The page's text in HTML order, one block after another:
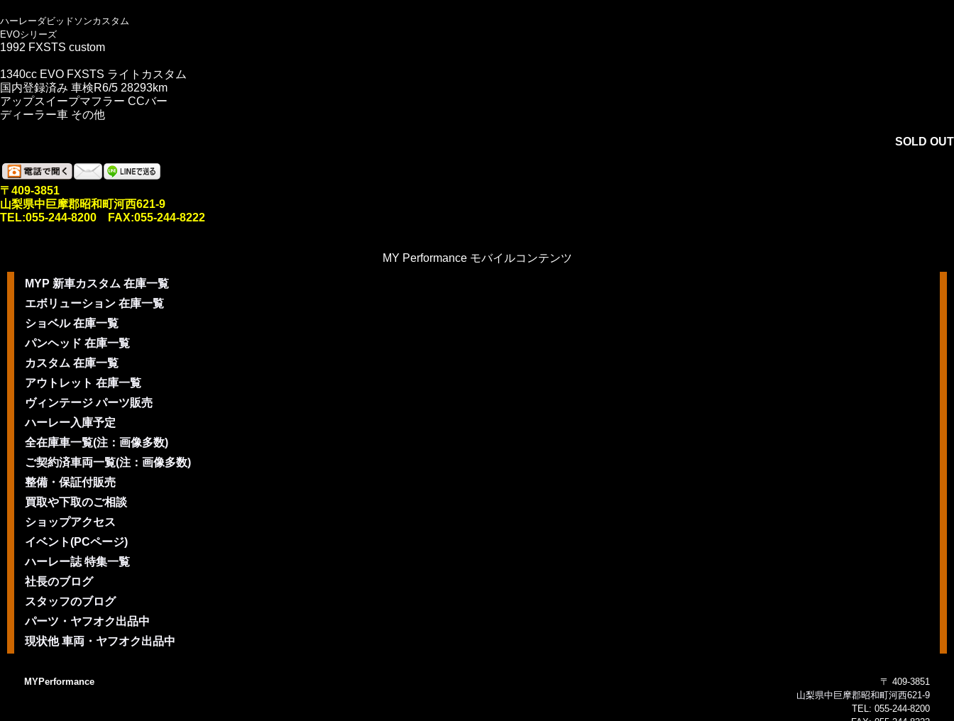
ハーレーダビッドソンカスタム
EVOシリーズ
1992 FXSTS custom
1340cc EVO FXSTS ライトカスタム
国内登録済み 車検R6/5 28293km
アップスイープマフラー CCバー
ディーラー車 その他
SOLD OUT
〒409-3851
山梨県中巨摩郡昭和町河西621-9
TEL:055-244-8200 FAX:055-244-8222
MY Performance モバイルコンテンツ
MYP 新車カスタム 在庫一覧
エボリューション 在庫一覧
ショベル 在庫一覧
パンヘッド 在庫一覧
カスタム 在庫一覧
アウトレット 在庫一覧
ヴィンテージ パーツ販売
ハーレー入庫予定
全在庫車一覧(注：画像多数)
ご契約済車両一覧(注：画像多数)
整備・保証付販売
買取や下取のご相談
ショップアクセス
イベント(PCページ)
ハーレー誌 特集一覧
社長のブログ
スタッフのブログ
パーツ・ヤフオク出品中
現状他 車両・ヤフオク出品中
MYPerformance
〒 409-3851
山梨県中巨摩郡昭和町河西621-9
TEL: 055-244-8200